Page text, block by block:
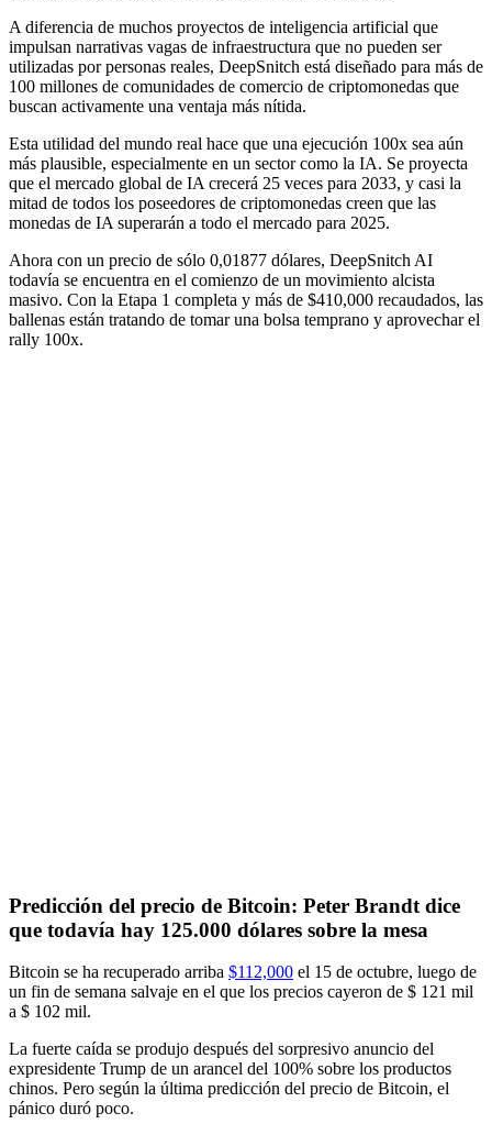
A diferencia de muchos proyectos de inteligencia artificial que
impulsan narrativas vagas de infraestructura que no pueden ser
utilizadas por personas reales, DeepSnitch está diseñado para más de
100 millones de comunidades de comercio de criptomonedas que
buscan activamente una ventaja más nítida.
Esta utilidad del mundo real hace que una ejecución 100x sea aún
más plausible, especialmente en un sector como la IA. Se proyecta
que el mercado global de IA crecerá 25 veces para 2033, y casi la
mitad de todos los poseedores de criptomonedas creen que las
monedas de IA superarán a todo el mercado para 2025.
Ahora con un precio de sólo 0,01877 dólares, DeepSnitch AI
todavía se encuentra en el comienzo de un movimiento alcista
masivo. Con la Etapa 1 completa y más de $410,000 recaudados, las
ballenas están tratando de tomar una bolsa temprano y aprovechar el
rally 100x.
Predicción del precio de Bitcoin: Peter Brandt dice
que todavía hay 125.000 dólares sobre la mesa
Bitcoin se ha recuperado arriba $112,000 el 15 de octubre, luego de
un fin de semana salvaje en el que los precios cayeron de $ 121 mil
a $ 102 mil.
La fuerte caída se produjo después del sorpresivo anuncio del
expresidente Trump de un arancel del 100% sobre los productos
chinos. Pero según la última predicción del precio de Bitcoin, el
pánico duró poco.